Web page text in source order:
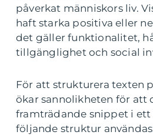
påverkat människors liv.
haft starka positiva eller
det gäller funktionalitet,
tillgänglighet och social
För att strukturera texten
ökar sannolikheten för att
framträdande snippet i ett
följande struktur